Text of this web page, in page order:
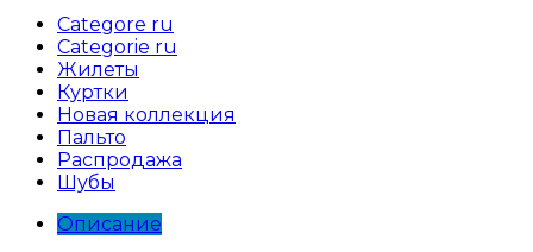
Categore ru
Categorie ru
Жилеты
Куртки
Новая коллекция
Пальто
Распродажа
Шубы
Описание